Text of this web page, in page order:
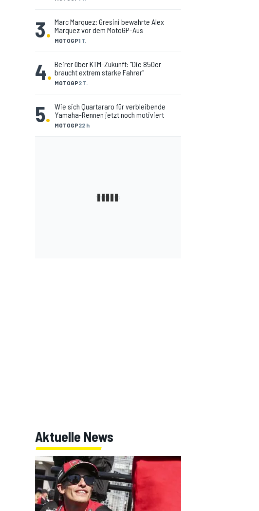
3. MOTOGP1 T.
Marc Marquez: Gresini bewahrte Alex
Marquez vor dem MotoGP-Aus
4. MOTOGP2 T.
Beirer über KTM-Zukunft: "Die 850er
braucht extrem starke Fahrer"
5. MOTOGP22 h
Wie sich Quartararo für verbleibende
Yamaha-Rennen jetzt noch motiviert
Aktuelle News